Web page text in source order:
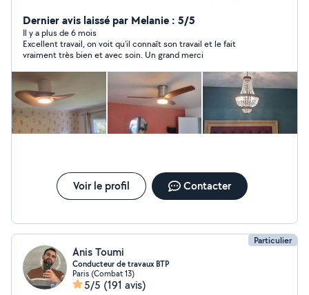
étagères. Électricité. montage des meubles en kit....
montage de cuisine... Disponible pour venir faire tous
vos travaux avec un prix raisonnable cordialement
Dernier avis laissé par Melanie : 5/5
Il y a plus de 6 mois
Excellent travail, on voit qu’il connaît son travail et le fait
vraiment très bien et avec soin. Un grand merci
Voir le profil Contacter
Particulier
Anis Toumi
Conducteur de travaux BTP
Paris (Combat 13)
5/5 (191 avis)